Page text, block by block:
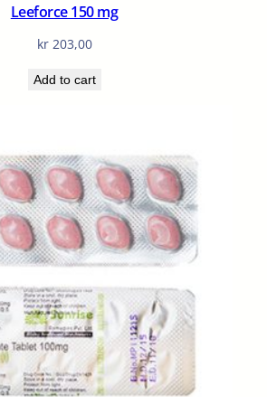
Leeforce 150 mg
kr203,00
Add to cart